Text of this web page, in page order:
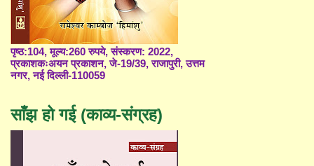
पृष्ठ:104, मूल्य:260 रुपये, संस्करण: 2022,
प्रकाशकःअयन प्रकाशन, जे-19/39, राजापुरी, उत्तम
नगर, नई दिल्ली-110059
साँझ हो गई (काव्य-संग्रह)